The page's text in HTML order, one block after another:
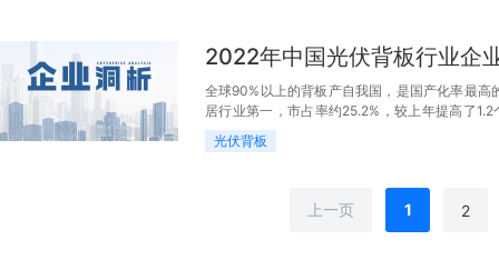
2022年中国光伏背板行业企
全球90%以上的背板产自我国，是国产化率最
居行业第一，市占率约25.2%，较上年提高了
5.4个百分点，仅为19.6%，排名第二。排名第三
光伏背板
上一页 1 2